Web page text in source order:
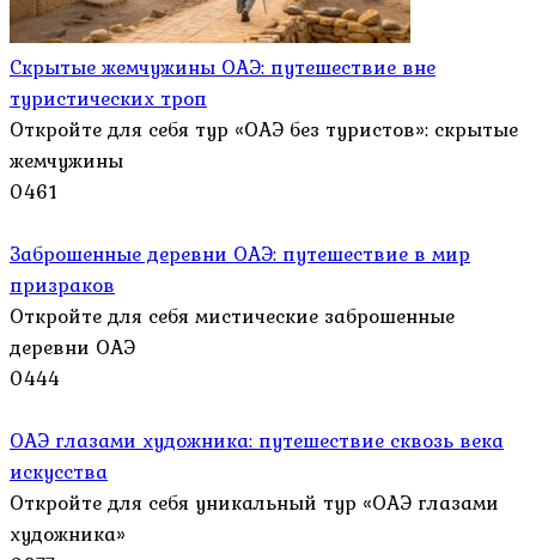
Скрытые жемчужины ОАЭ: путешествие вне
туристических троп
Откройте для себя тур «ОАЭ без туристов»: скрытые
жемчужины
0461
Заброшенные деревни ОАЭ: путешествие в мир
призраков
Откройте для себя мистические заброшенные
деревни ОАЭ
0444
ОАЭ глазами художника: путешествие сквозь века
искусства
Откройте для себя уникальный тур «ОАЭ глазами
художника»